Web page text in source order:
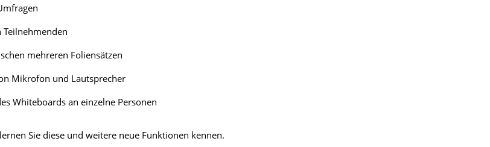
mehreren Foliensätzen
Mikrofon und Lautsprecher
Whiteboards an einzelne Personen
Sie diese und weitere neue Funktionen kennen.